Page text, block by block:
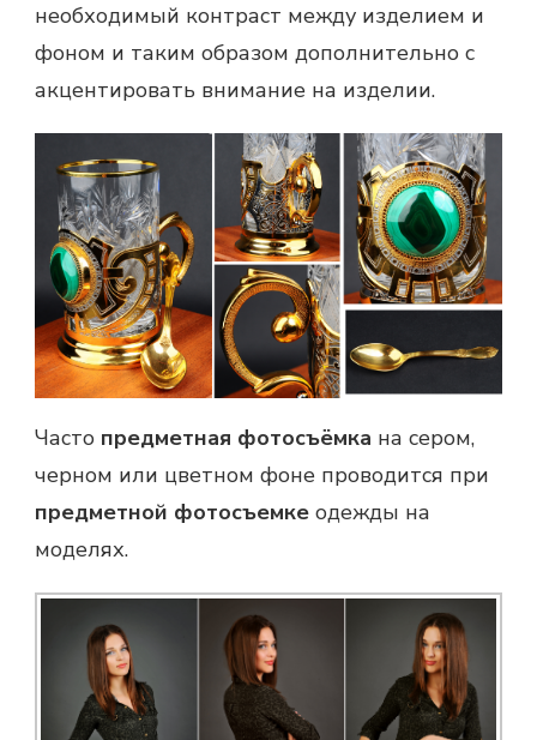
необходимый контраст между изделием и
фоном и таким образом дополнительно с
акцентировать внимание на изделии.
Часто предметная фотосъёмка на сером,
черном или цветном фоне проводится при
предметной фотосъемке одежды на
моделях.